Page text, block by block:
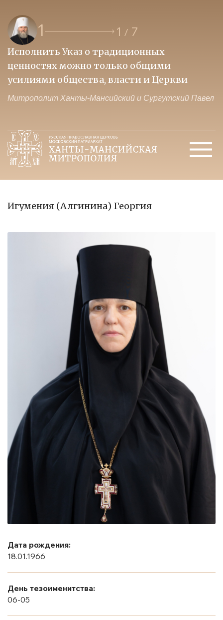
1 1 / 7
Исполнить Указ о традиционных
ценностях можно только общими
усилиями общества, власти и Церкви
Митрополит Ханты-Мансийский и Сургутский Павел
Игумения (Алгинина) Георгия
Дата рождения:
18.01.1966
День тезоименитства:
06-05